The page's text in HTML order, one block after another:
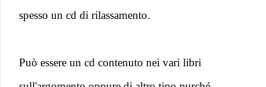
spesso un cd di rilassamento.
Può essere un cd contenuto nei vari libri